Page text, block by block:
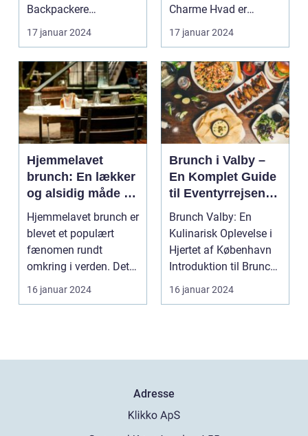
Backpackere
Indledning: Brunch er
en...
17 januar 2024
Charme Hvad er
17 januar 2024
Hjemmelavet
brunch: En lækker
og alsidig måde at
sætte prikken over
iet på din
morgenmad eller
frokost
Hjemmelavet brunch er
blevet et populært
fænomen rundt
omkring i verden. Det
er den perfekte måde
at...
16 januar 2024
Brunch i Valby –
En Komplet Guide
til Eventyrrejsende
og Backpackere
Brunch Valby: En
Kulinarisk Oplevelse i
Hjertet af København
Introduktion til Brunch
16 januar 2024
Adresse